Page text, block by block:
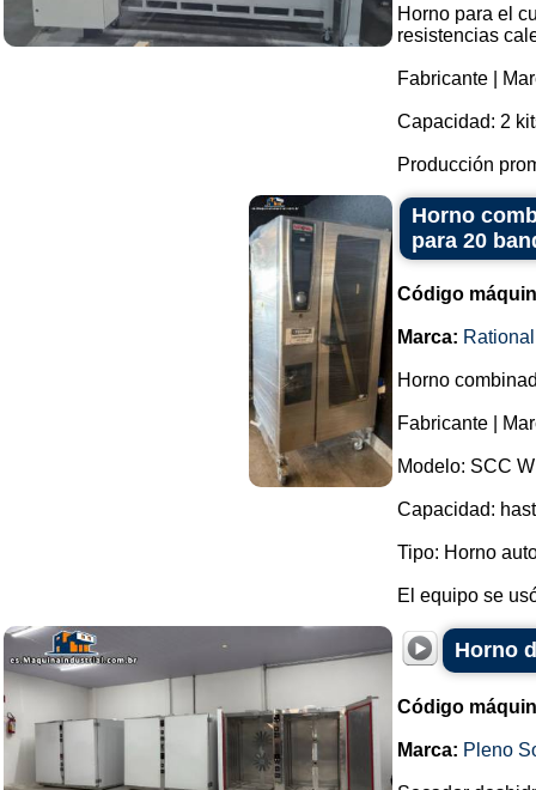
Horno para el
resistencias
Fabricante |
Capacidad: 2
Producción
Horno
para 20
Código
Marca: Rational
Horno
Fabricante |
Modelo: SCC
Capacidad:
Tipo: Horno
El equipo se
Horno
Código
Marca: Pleno